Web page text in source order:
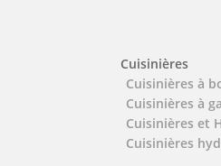
Cuisinières
Cuisinières à
Cuisinières à
Cuisinières et
Cuisinières